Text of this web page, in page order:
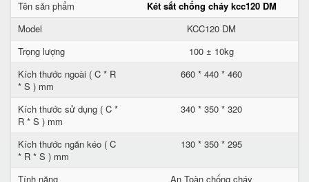
Tên sản phẩm
Két sắt chống cháy kcc120 DM
Model
KCC120 DM
Trọng lượng
100 ± 10kg
Kích thước ngoài ( C * R
* S ) mm
660 * 440 * 460
Kích thước sử dụng ( C *
R * S ) mm
340 * 350 * 320
Kích thước ngăn kéo ( C
* R * S ) mm
130 * 350 * 295
Tính năng
An Toàn chống cháy